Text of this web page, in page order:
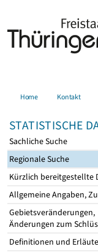
Home Kontakt
STATISTISCHE
Sachliche Suche
Regionale Suche
Kürzlich bereitgestellte
Allgemeine Angaben,
Gebietsveränderungen,
Änderungen zum
Definitionen und